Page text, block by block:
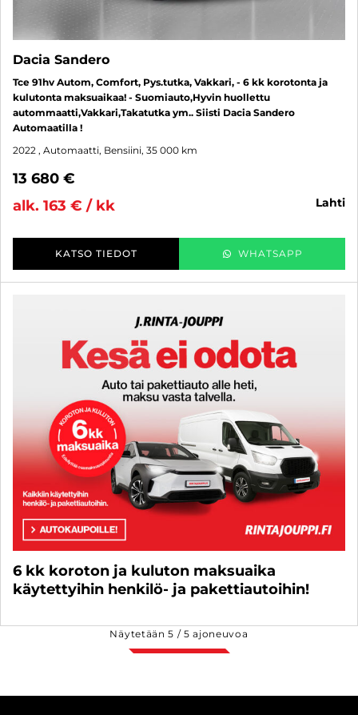
Dacia Sandero
Tce 91hv Autom, Comfort, Pys.tutka, Vakkari, - 6 kk korotonta ja
kulutonta maksuaikaa! - Suomiauto,Hyvin huollettu
autommaatti,Vakkari,Takatutka ym.. Siisti Dacia Sandero
Automaatilla !
2022 , Automaatti, Bensiini, 35 000 km
13 680 €
alk. 163 € / kk
lahti
KATSO TIEDOT WHATSAPP
6 kk koroton ja kuluton maksuaika
käytettyihin henkilö- ja pakettiautoihin!
Näytetään5 /5 ajoneuvoa